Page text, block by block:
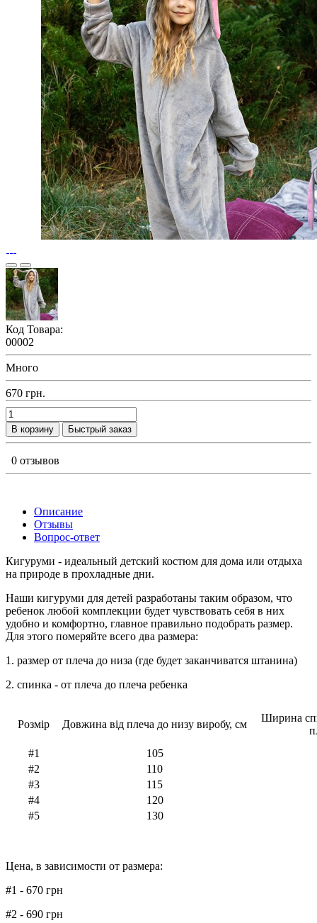
Код Товара:
00002
Много
670 грн.
В корзину Быстрый заказ
0 отзывов
Описание
Отзывы
Вопрос-ответ
Кигуруми - идеальный детский костюм для дома или отдыха
на природе в прохладные дни.
Наши кигуруми для детей разработаны таким образом, что
ребенок любой комплекции будет чувствовать себя в них
удобно и комфортно, главное правильно подобрать размер.
Для этого померяйте всего два размера:
1. размер от плеча до низа (где будет заканчиватся штанина)
2. спинка - от плеча до плеча ребенка
Розмір Довжина від плеча до низу виробу, см
Ширина
#1
105
#2
110
#3
115
#4
120
#5
130
Цена, в зависимости от размера:
#1 - 670 грн
#2 - 690 грн